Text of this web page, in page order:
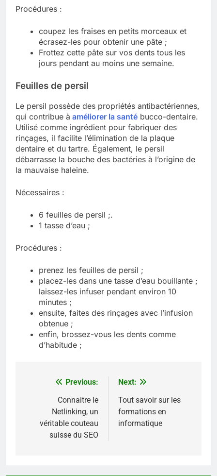
Procédures :
coupez les fraises en petits morceaux et
écrasez-les pour obtenir une pâte ;
Frottez cette pâte sur vos dents tous les
jours pendant au moins une semaine.
Feuilles de persil
Le persil possède des propriétés antibactériennes,
qui contribue à améliorer la santé bucco-dentaire.
Utilisé comme ingrédient pour fabriquer des
rinçages, il facilite l’élimination de la plaque
dentaire et du tartre. Également, le persil
débarrasse la bouche des bactéries à l’origine de
la mauvaise haleine.
Nécessaires :
6 feuilles de persil ;.
1 tasse d’eau ;
Procédures :
prenez les feuilles de persil ;
placez-les dans une tasse d’eau bouillante ;
laissez-les infuser pendant environ 10
minutes ;
ensuite, faites des rinçages avec l’infusion
obtenue ;
enfin, brossez-vous les dents comme
d’habitude ;
Navigation
l’article
Previous:
Connaitre le
Netlinking, un
véritable couteau
suisse du SEO
Next:
Tout savoir sur les
formations en
informatique